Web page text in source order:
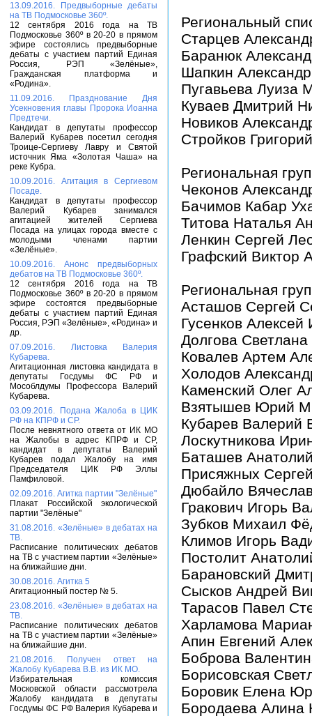
13.09.2016. Предвыборные дебаты
на ТВ Подмосковье 360º.
12 сентября 2016 года на ТВ
Подмосковье 360º в 20-20 в прямом
эфире состоялись предвыборные
дебаты с участием партий Единая
Россия, РЭП «Зелёные»,
Гражданская платформа и
«Родина».
11.09.2016. Празднование Дня
Усекновения главы Пророка Иоанна
Предтечи.
Кандидат в депутаты профессор
Валерий Кубарев посетил сегодня
Троице-Сергиеву Лавру и Святой
источник Яма «Золотая Чаша» на
реке Кубра.
10.09.2016. Агитация в Сергиевом
Посаде.
Кандидат в депутаты профессор
Валерий Кубарев занимался
агитацией жителей Сергиева
Посада на улицах города вместе с
молодыми членами партии
«Зелёные».
10.09.2016. Анонс предвыборных
дебатов на ТВ Подмосковье 360º.
12 сентября 2016 года на ТВ
Подмосковье 360º в 20-20 в прямом
эфире состоятся предвыборные
дебаты с участием партий Единая
Россия, РЭП «Зелёные», «Родина» и
др.
07.09.2016. Листовка Валерия
Кубарева.
Агитационная листовка кандидата в
депутаты Госдумы ФС РФ и
Мособлдумы Профессора Валерий
Кубарева.
03.09.2016. Подана Жалоба в ЦИК
РФ на КПРФ и СР.
После невнятного ответа от ИК МО
на Жалобы в адрес КПРФ и СР,
кандидат в депутаты Валерий
Кубарев подал Жалобу на имя
Председателя ЦИК РФ Эллы
Памфиловой.
02.09.2016. Агитка партии "Зелёные"
Плакат Российской экологической
партии "Зелёные"
31.08.2016. «Зелёные» в дебатах на
ТВ.
Расписание политических дебатов
на ТВ с участием партии «Зелёные»
на ближайшие дни.
30.08.2016. Агитка 5
Агитационный постер № 5.
23.08.2016. «Зелёные» в дебатах на
ТВ.
Расписание политических дебатов
на ТВ с участием партии «Зелёные»
на ближайшие дни.
21.08.2016. Получен ответ на
Жалобу Кубарева В.В. из ИК МО.
Избирательная комиссия
Московской области рассмотрела
Жалобу кандидата в депутаты
Госдумы ФС РФ Валерия Кубарева и
Региональный
Старцев
Баранюк
Шапкин
Пугавьева Луиза
Куваев Дмитрий
Новиков
Стройков
Региональная
Чеконов
Бачимов Кабар
Титова Наталья
Ленкин Сергей
Графский Виктор
Региональная
Асташов Сергей
Гусенков Алексей
Долгова
Ковалев Артем
Холодов
Каменский Олег
Взятышев Юрий
Кубарев Валерий
Лоскутникова
Баташев
Присяжных
Дюбайло
Гракович Игорь
Зубков Михаил
Климов Игорь
Постолит
Барановский
Сысков Андрей
Тарасов Павел
Харламова
Апин Евгений
Боброва
Борисовская
Боровик Елена
Бородаева Алина